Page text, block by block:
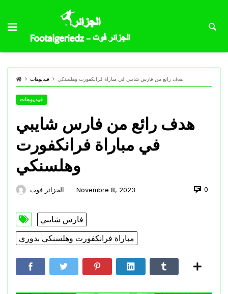
فيديوهات هدف رائع من فارس شايبي في مباراة فرانكفورت وهلسنكي
فيديوهات
هدف رائع من فارس شايبي
في مباراة فرانكفورت
وهلسنكي
الجزائر فوت — Novembre 8, 2023 0
فارس شايبي
مباراة فرانكفورت وهلسنكي بدوري